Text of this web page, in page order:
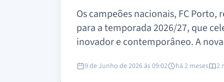
Os campeões nacionais, FC
para a temporada 2026/27, que
inovador e contemporâneo. A
9 de Junho de 2026 às 09:02 há 2 meses 2